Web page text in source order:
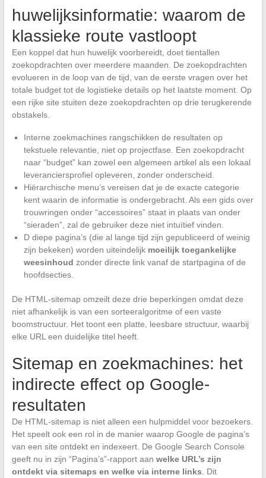
huwelijksinformatie: waarom de
klassieke route vastloopt
Een koppel dat hun huwelijk voorbereidt, doet tientallen
zoekopdrachten over meerdere maanden. De zoekopdrachten
evolueren in de loop van de tijd, van de eerste vragen over het
totale budget tot de logistieke details op het laatste moment. Op
een rijke site stuiten deze zoekopdrachten op drie terugkerende
obstakels.
Interne zoekmachines rangschikken de resultaten op
tekstuele relevantie, niet op projectfase. Een zoekopdracht
naar “budget” kan zowel een algemeen artikel als een lokaal
leveranciersprofiel opleveren, zonder onderscheid.
Hiërarchische menu’s vereisen dat je de exacte categorie
kent waarin de informatie is ondergebracht. Als een gids over
trouwringen onder “accessoires” staat in plaats van onder
“sieraden”, zal de gebruiker deze niet intuïtief vinden.
D diepe pagina’s (die al lange tijd zijn gepubliceerd of weinig
zijn bekeken) worden uiteindelijk moeilijk toegankelijke
weesinhoud zonder directe link vanaf de startpagina of de
hoofdsecties.
De HTML-sitemap omzeilt deze drie beperkingen omdat deze
niet afhankelijk is van een sorteeralgoritme of een vaste
boomstructuur. Het toont een platte, leesbare structuur, waarbij
elke URL een duidelijke titel heeft.
Sitemap en zoekmachines: het
indirecte effect op Google-
resultaten
De HTML-sitemap is niet alleen een hulpmiddel voor bezoekers.
Het speelt ook een rol in de manier waarop Google de pagina’s
van een site ontdekt en indexeert. De Google Search Console
geeft nu in zijn “Pagina’s”-rapport aan welke URL’s zijn
ontdekt via sitemaps en welke via interne links. Dit